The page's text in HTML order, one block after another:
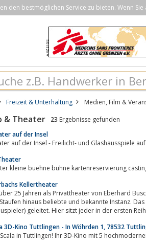
den bestmöglichen Service zu bieten. Wenn
Freizeit & Unterhaltung Medien, Film &
& Theater 23 Ergebnisse gefunden
auf der Insel
auf der Insel - Freilicht- und Glashausspiele
kleine buehne bühne kartenreservierung
Kellertheater
25 Jahren als Privattheater von Eberhard Busch gegründet, ist Auerbachs Kellertheater
hinaus beliebte und bekannte Instanz.
3D-Kino Tuttlingen - In Wöhrden 1, 78532
in Tuttlingen! Ihr 3D-Kino mit 5